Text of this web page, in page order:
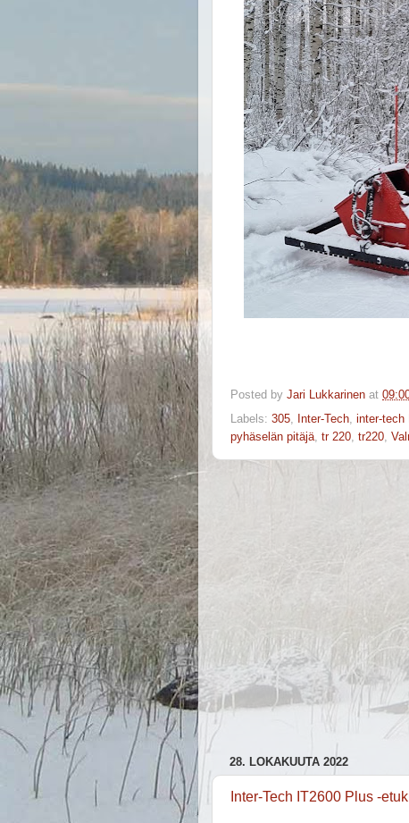
Posted by Jari Lukkarinen at
Labels: 305, Inter-Tech, inter-tech
pyhäselän pitäjä, tr 220, tr220,
28. LOKAKUUTA 2022
Inter-Tech IT2600 Plus -